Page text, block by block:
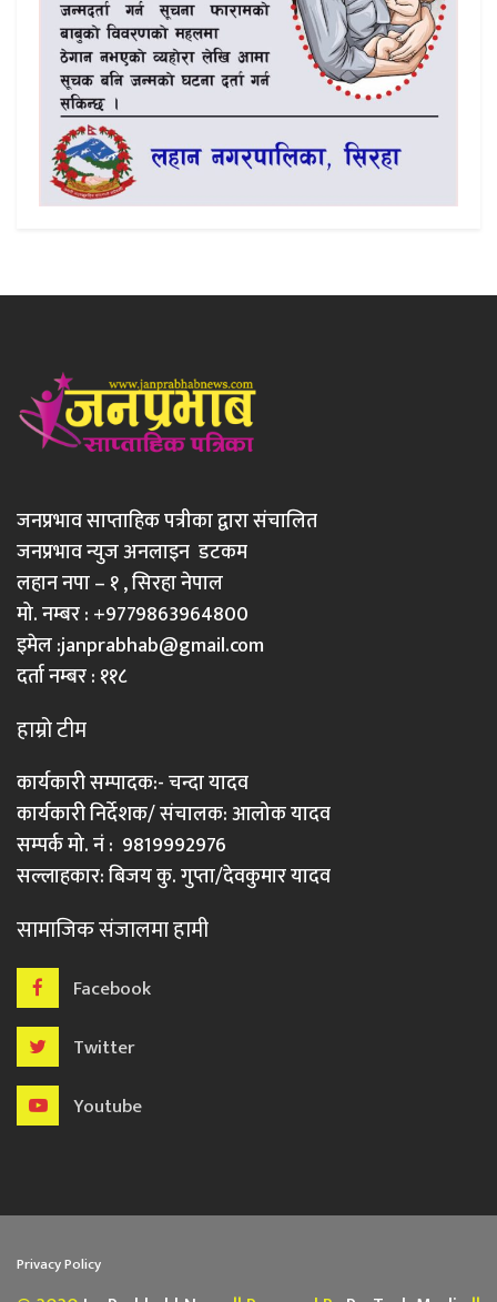
जनप्रभाव साप्ताहिक पत्रीका द्वारा संचालित
जनप्रभाव न्युज अनलाइन डटकम
लहान नपा – १ , सिरहा नेपाल
मो. नम्बर : +9779863964800
इमेल :janprabhab@gmail.com
दर्ता नम्बर : ११८
हाम्रो टीम
कार्यकारी सम्पादक:- चन्दा यादव
कार्यकारी निर्देशक/ संचालक: आलोक यादव
सम्पर्क मो. नं : 9819992976
सल्लाहकार: बिजय कु. गुप्ता/देवकुमार यादव
सामाजिक संजालमा हामी
Facebook
Twitter
Youtube
Privacy Policy